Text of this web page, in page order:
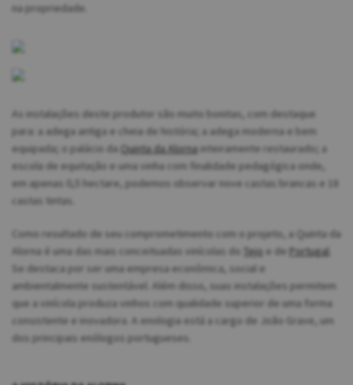
na propriedade.
As instalações deste produtor são muito bonitas, com destaque
para: a adega antiga e cheia de história; a adega moderna e bem
equipada; o palácio da Quinta da Alorna inteiramente restaurado; a
escola de equitação e uma vinha com finalidade pedagógica onde,
em apenas 0,5 hectare, podemos observar nove castas brancas e 18
castas tintas.
Como resultado de seu comprometimento com o projeto, a Quinta da
Alorna é uma das mais conceituadas vinícolas do Tejo e de Portugal
Se destaca por ser uma empresa econômica, social e
ambientalmente sustentável. Além disso, suas instalações permitem
que a vinícola produza vinhos com qualidade superior de uma forma
consistente e inovadora. A enologia está a cargo de João Grave, um
dos principais enólogos portugueses.